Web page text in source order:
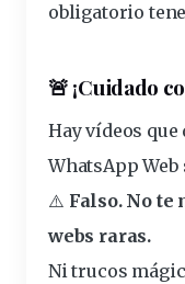
obligatorio
🚨 ¡Cuidado
Hay vídeos que
WhatsApp Web
⚠️ Falso. No te
webs raras.
Ni trucos